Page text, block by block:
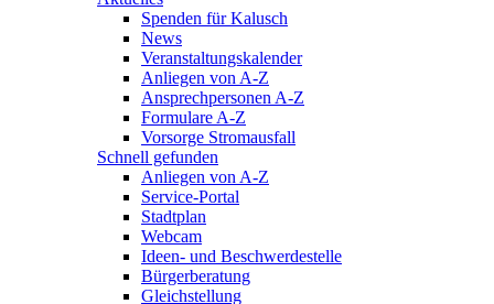
Spenden für Kalusch
News
Veranstaltungskalender
Anliegen von A-Z
Ansprechpersonen A-Z
Formulare A-Z
Vorsorge Stromausfall
Schnell gefunden
Anliegen von A-Z
Service-Portal
Stadtplan
Webcam
Ideen- und Beschwerdestelle
Bürgerberatung
Gleichstellung